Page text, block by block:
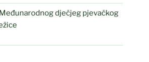
dječjeg pjevačkog